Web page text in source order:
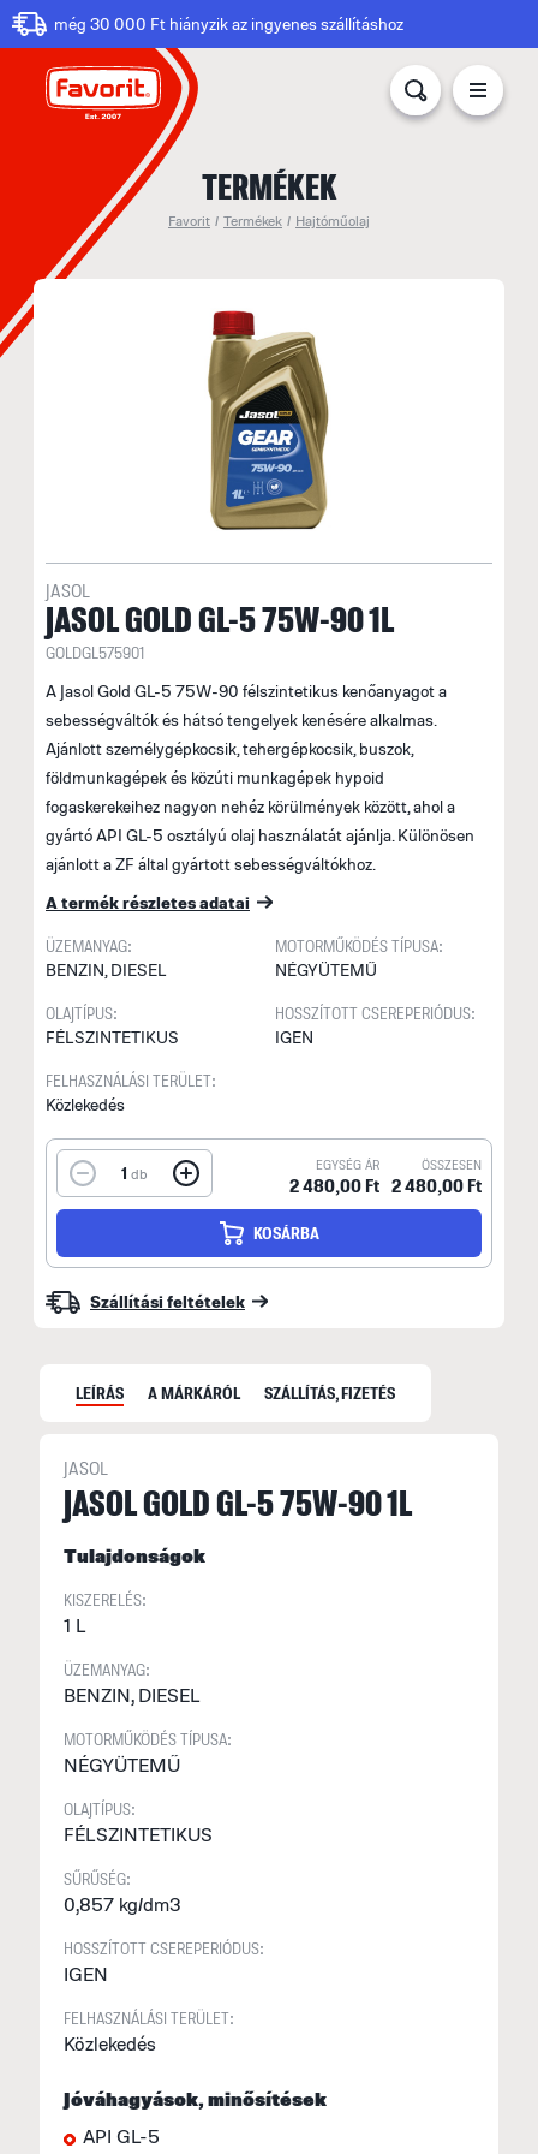
még 30 000 Ft hiányzik az ingyenes szállításhoz
TERMÉKEK
Favorit / Termékek / Hajtóműolaj
JASOL
JASOL GOLD GL-5 75W-90 1L
GOLDGL575901
A Jasol Gold GL-5 75W-90 félszintetikus kenőanyagot a
sebességváltók és hátsó tengelyek kenésére alkalmas.
Ajánlott személygépkocsik, tehergépkocsik, buszok,
földmunkagépek és közúti munkagépek hypoid
fogaskerekeihez nagyon nehéz körülmények között, ahol a
gyártó API GL-5 osztályú olaj használatát ajánlja. Különösen
ajánlott a ZF által gyártott sebességváltókhoz.
A termék részletes adatai
ÜZEMANYAG:
BENZIN, DIESEL
MOTORMŰKÖDÉS TÍPUSA:
NÉGYÜTEMŰ
OLAJTÍPUS:
FÉLSZINTETIKUS
HOSSZÍTOTT CSEREPERIÓDUS:
IGEN
FELHASZNÁLÁSI TERÜLET:
Közlekedés
1 db
EGYSÉG ÁR
2 480,00 Ft
ÖSSZESEN
2 480,00 Ft
KOSÁRBA
Szállítási feltételek
LEÍRÁS A MÁRKÁRÓL SZÁLLÍTÁS, FIZETÉS
JASOL
JASOL GOLD GL-5 75W-90 1L
Tulajdonságok
KISZERELÉS:
1 L
ÜZEMANYAG:
BENZIN, DIESEL
MOTORMŰKÖDÉS TÍPUSA:
NÉGYÜTEMŰ
OLAJTÍPUS:
FÉLSZINTETIKUS
SŰRŰSÉG:
0,857 kg/dm3
HOSSZÍTOTT CSEREPERIÓDUS:
IGEN
FELHASZNÁLÁSI TERÜLET:
Közlekedés
Jóváhagyások, minősítések
API GL-5